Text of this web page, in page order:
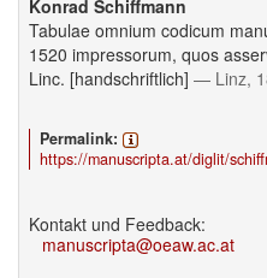
Konrad Schiffmann
Tabulae omnium codicum
1520 impressorum, quos
Linc. [handschriftlich] — Linz,
Permalink:
https://manuscripta.at/diglit/
Kontakt und Feedback:
manuscripta@oeaw.ac.at